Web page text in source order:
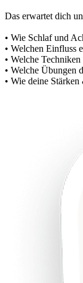
Das erwartet dich
• Wie Schlaf und
• Welchen Einfluss
• Welche
• Welche Übungen
• Wie deine